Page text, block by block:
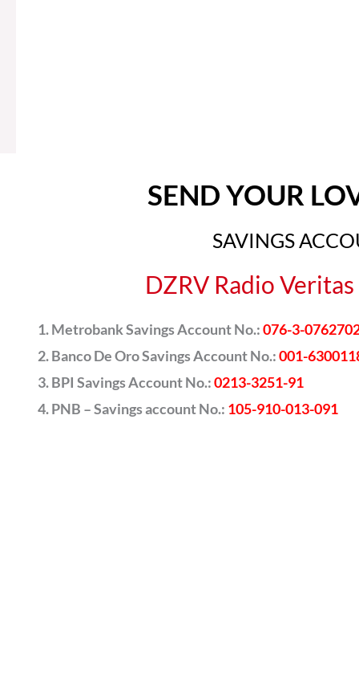
SEND YOUR
SAVINGS
DZRV Radio
Metrobank Savings Account No.:076-3-
Banco De Oro Savings Account No.:001-
BPI Savings Account No.:0213-3251-91
PNB – Savings account No.: 105-910-013-091